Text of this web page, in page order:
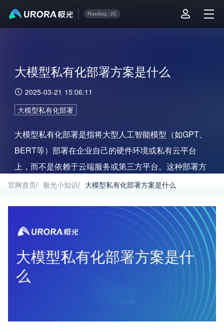
大模型私有化部署方案是什么
2025-03-21 15:06:11
大模型私有化部署
大模型私有化部署是指将大型人工智能模型（如GPT、
BERT等）部署在企业自己的硬件环境或私有云平台
上，而不是依赖于云端服务或第三方平台。这种部署方
式使得企业能够完全掌控大模型的使用和运行。
官网首页/ 极光小知识/ 大模型私有化部署方案是什么